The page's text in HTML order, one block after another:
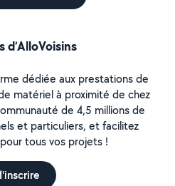
d’AlloVoisins
dédiée aux prestations de
matériel à proximité de chez
de 4,5 millions de
et particuliers, et facilitez
tous vos projets !